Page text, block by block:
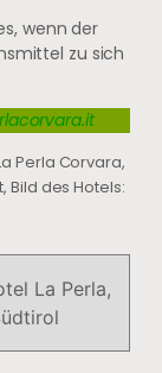
wenn der
zu sich
Perla Corvara,
Bild des Hotels:
La Perla,